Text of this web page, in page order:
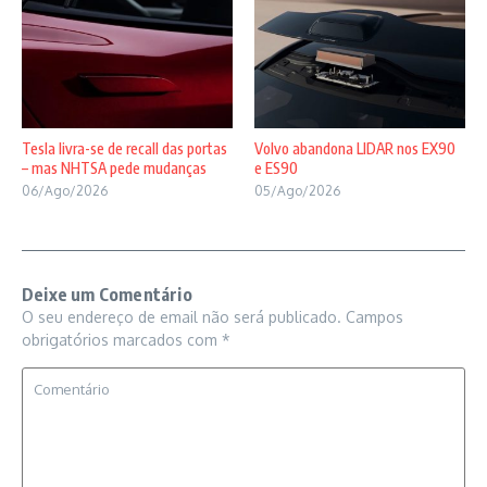
Tesla livra-se de recall das portas
– mas NHTSA pede mudanças
06/Ago/2026
Volvo abandona LIDAR nos EX90
e ES90
05/Ago/2026
Deixe um Comentário
O seu endereço de email não será publicado. Campos
obrigatórios marcados com *